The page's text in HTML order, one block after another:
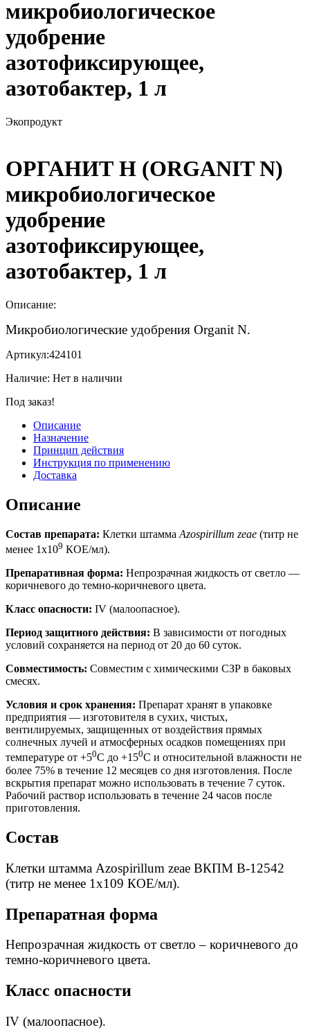
микробиологическое
удобрение
азотофиксирующее,
азотобактер, 1 л
Экопродукт
ОРГАНИТ Н (ORGANIT N)
микробиологическое
удобрение
азотофиксирующее,
азотобактер, 1 л
Описание:
Микробиологические удобрения Organit N.
Артикул:424101
Наличие: Нет в наличии
Под заказ!
Описание
Назначение
Принцип действия
Инструкция по применению
Доставка
Описание
Состав препарата: Клетки штамма Azospirillum zeae (титр не
менее 1х109 КОЕ/мл).
Препаративная форма: Непрозрачная жидкость от светло —
коричневого до темно-коричневого цвета.
Класс опасности: IV (малоопасное).
Период защитного действия: В зависимости от погодных
условий сохраняется на период от 20 до 60 суток.
Совместимость: Совместим с химическими СЗР в баковых
смесях.
Условия и срок хранения: Препарат хранят в упаковке
предприятия — изготовителя в сухих, чистых,
вентилируемых, защищенных от воздействия прямых
солнечных лучей и атмосферных осадков помещениях при
температуре от +50С до +150С и относительной влажности не
более 75% в течение 12 месяцев со дня изготовления. После
вскрытия препарат можно использовать в течение 7 суток.
Рабочий раствор использовать в течение 24 часов после
приготовления.
Состав
Клетки штамма Azospirillum zeae ВКПМ В-12542
(титр не менее 1х109 КОЕ/мл).
Препаратная форма
Непрозрачная жидкость от светло – коричневого до
темно-коричневого цвета.
Класс опасности
IV (малоопасное).